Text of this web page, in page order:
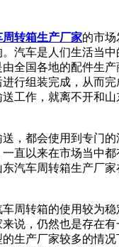
周转箱生产厂家的市场
汽车是人们生活当
全国各地的配件生
行组装完成，从而
工作，就离不开和
都会使用到专门的
直以来在市场当中
汽车周转箱生产厂
转箱的使用较为稳
说，仍然也是存在有
生产厂家较多的情